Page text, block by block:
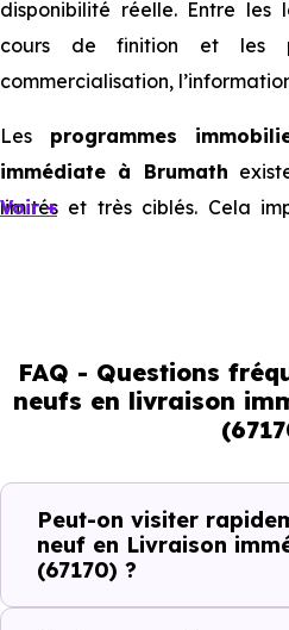
disponibilité réelle. Entre les
cours de finition et les
commercialisation,
Les programmes
immédiate à Brumath
limités et très ciblés. Cela
pouvez réellement
logement neuf
le projet peut avancer
Voir +
FAQ - Questions
neufs en livraison
Peut-on visiter
neuf en Livraison
(67170) ?